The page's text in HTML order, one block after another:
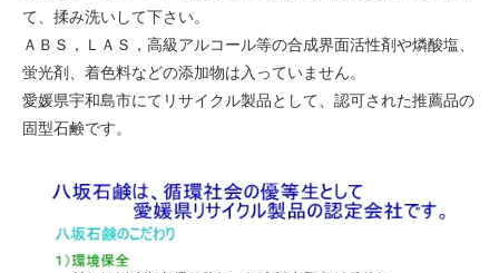
て、揉み洗いして下さい。
ＡＢＳ，ＬＡＳ，高級アルコール等の合成界面活性剤や燐酸塩、
蛍光剤、着色料などの添加物は入っていません。
愛媛県宇和島市にてリサイクル製品として、認可された推薦品の
固型石鹸です。